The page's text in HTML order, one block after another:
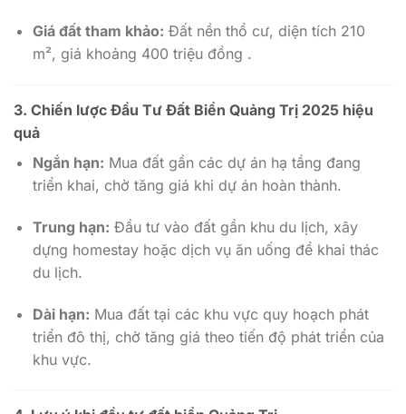
Giá đất tham khảo: Đất nền thổ cư, diện tích 210
m², giá khoảng 400 triệu đồng .
3. Chiến lược Đầu Tư Đất Biển Quảng Trị 2025 hiệu
quả
Ngắn hạn: Mua đất gần các dự án hạ tầng đang
triển khai, chờ tăng giá khi dự án hoàn thành.
Trung hạn: Đầu tư vào đất gần khu du lịch, xây
dựng homestay hoặc dịch vụ ăn uống để khai thác
du lịch.
Dài hạn: Mua đất tại các khu vực quy hoạch phát
triển đô thị, chờ tăng giá theo tiến độ phát triển của
khu vực.